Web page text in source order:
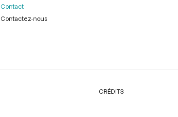
Contact
Contactez-nous
CRÉDITS